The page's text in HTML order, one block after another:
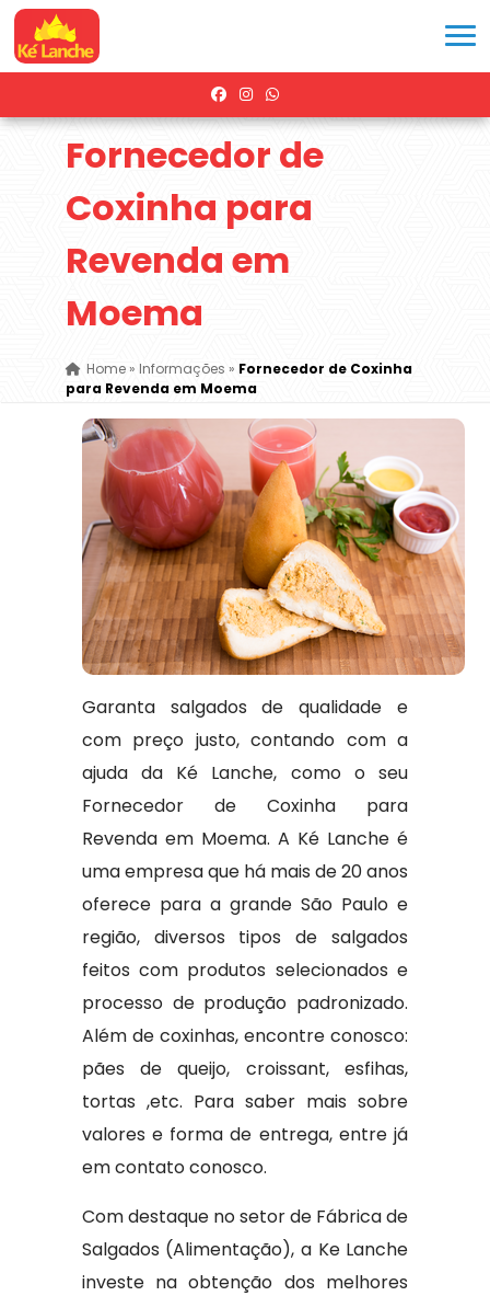
Fornecedor de
Coxinha para
Revenda em
Moema
Home» Informações » Fornecedor de Coxinha
para Revenda em Moema
Garanta salgados de qualidade e
com preço justo, contando com a
ajuda da Ké Lanche, como o seu
Fornecedor de Coxinha para
Revenda em Moema. A Ké Lanche é
uma empresa que há mais de 20 anos
oferece para a grande São Paulo e
região, diversos tipos de salgados
feitos com produtos selecionados e
processo de produção padronizado.
Além de coxinhas, encontre conosco:
pães de queijo, croissant, esfihas,
tortas ,etc. Para saber mais sobre
valores e forma de entrega, entre já
em contato conosco.
Com destaque no setor de Fábrica de
Salgados (Alimentação), a Ke Lanche
investe na obtenção dos melhores